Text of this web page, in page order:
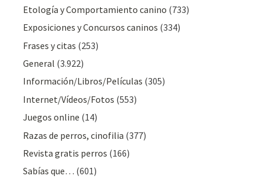
Etología y Comportamiento canino (733)
Exposiciones y Concursos caninos (334)
Frases y citas (253)
General (3.922)
Información/Libros/Películas (305)
Internet/Vídeos/Fotos (553)
Juegos online (14)
Razas de perros, cinofilia (377)
Revista gratis perros (166)
Sabías que… (601)